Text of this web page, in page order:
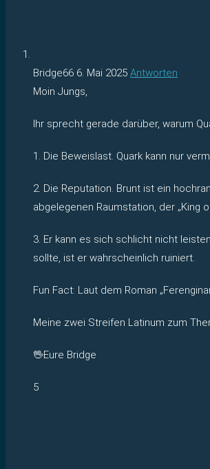
Bridge66 6. Mai 2025 Antworten
Moin Jungs,
Ihr sprecht gerade darüber, warum
1. Die Beweislast. Quark kann nur
2. Die Reputation. Brunt ist ein
abgelegenen Raumstation, der „King
3. Er kann es sich schlicht nicht
sollte, ist er wahrscheinlich ruiniert.
Fun Fact: Laut dem Roman
Meine zwei Streifen Latinum zum
🖖Eure Bridge
5